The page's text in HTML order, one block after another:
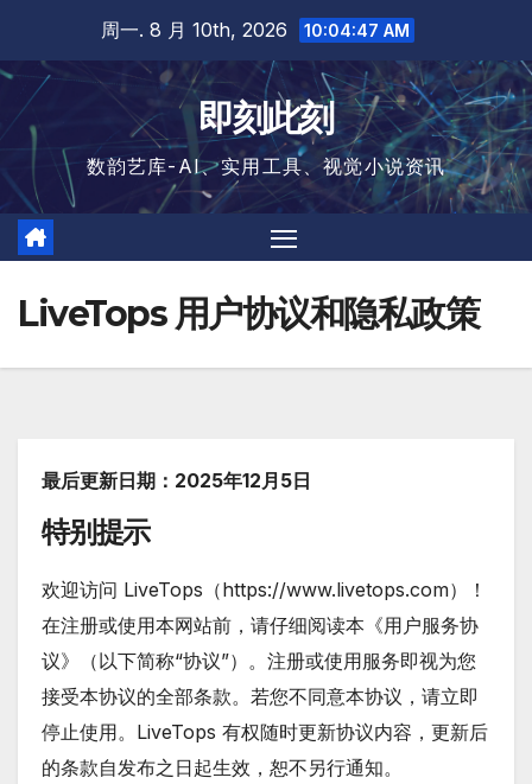
容
周一. 8 月 10th, 2026 10:04:47 AM
即刻此刻
数韵艺库-AI、实用工具、视觉小说资讯
LiveTops 用户协议和隐私政策
最后更新日期：2025年12月5日
特别提示
欢迎访问 LiveTops（https://www.livetops.com）！
在注册或使用本网站前，请仔细阅读本《用户服务协
议》（以下简称“协议”）。注册或使用服务即视为您
接受本协议的全部条款。若您不同意本协议，请立即
停止使用。LiveTops 有权随时更新协议内容，更新后
的条款自发布之日起生效，恕不另行通知。